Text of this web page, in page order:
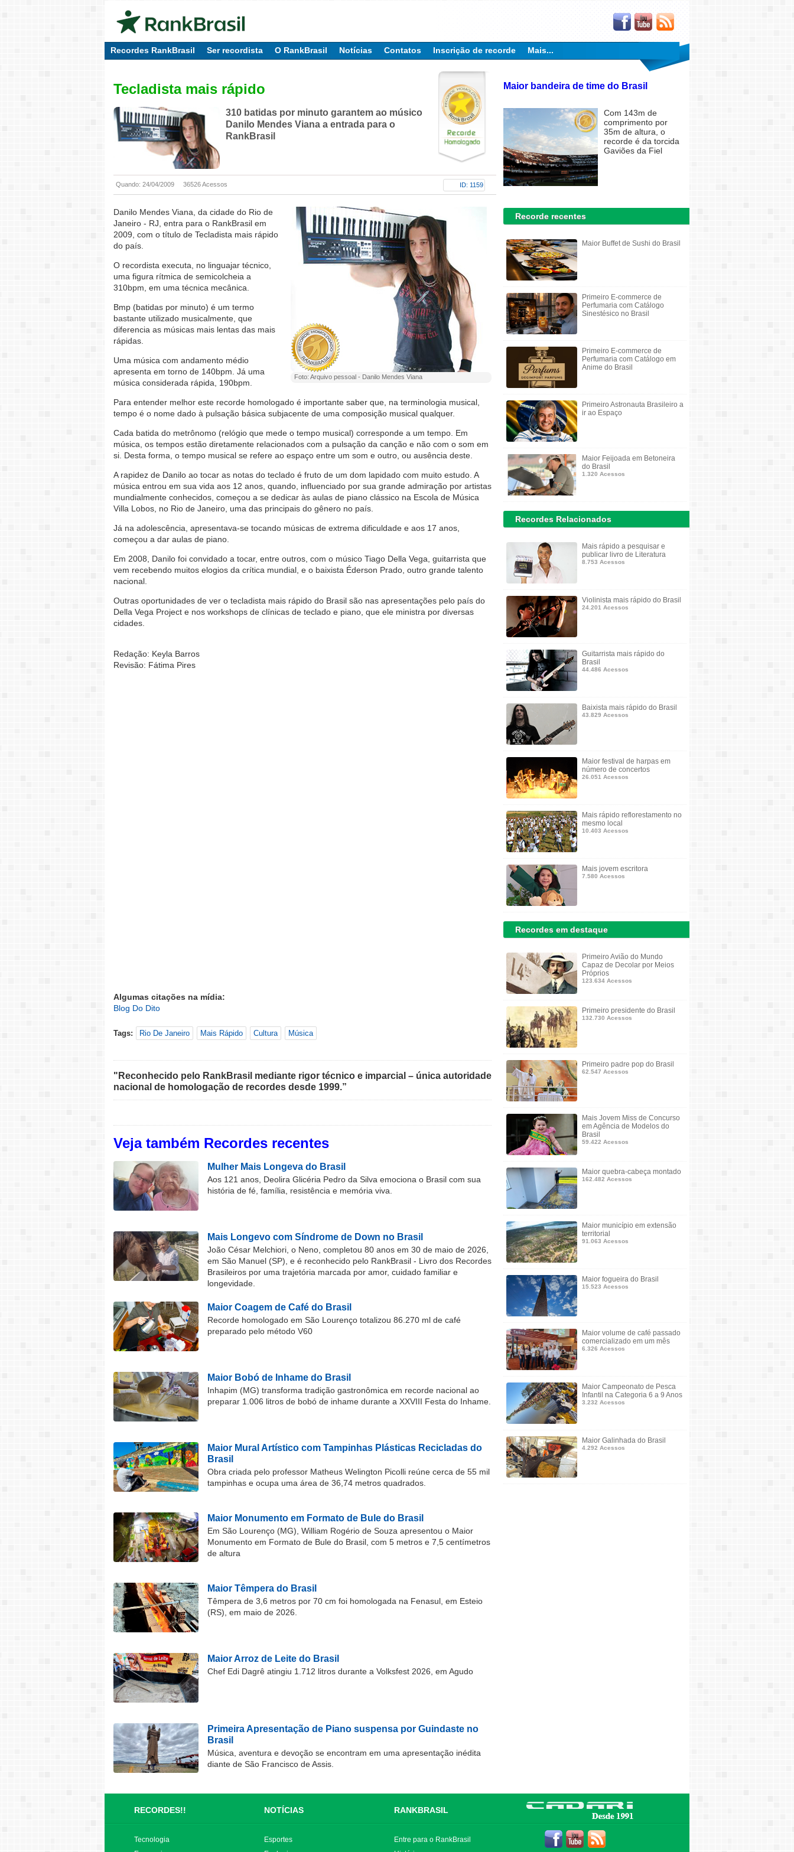
Recordes RankBrasil Ser recordista O RankBrasil Notícias Contatos Inscrição de recorde Mais...
Tecladista mais rápido
310 batidas por minuto garantem ao músico
Danilo Mendes Viana a entrada para o
RankBrasil
Quando: 24/04/2009 36526 Acessos ID: 1159
Foto: Arquivo pessoal - Danilo Mendes Viana
Danilo Mendes Viana, da cidade do Rio de
Janeiro - RJ, entra para o RankBrasil em
2009, com o título de Tecladista mais rápido
do país.
O recordista executa, no linguajar técnico,
uma figura rítmica de semicolcheia a
310bpm, em uma técnica mecânica.
Bmp (batidas por minuto) é um termo
bastante utilizado musicalmente, que
diferencia as músicas mais lentas das mais
rápidas.
Uma música com andamento médio
apresenta em torno de 140bpm. Já uma
música considerada rápida, 190bpm.
Para entender melhor este recorde homologado é importante saber que, na terminologia musical,
tempo é o nome dado à pulsação básica subjacente de uma composição musical qualquer.
Cada batida do metrônomo (relógio que mede o tempo musical) corresponde a um tempo. Em
música, os tempos estão diretamente relacionados com a pulsação da canção e não com o som em
si. Desta forma, o tempo musical se refere ao espaço entre um som e outro, ou ausência deste.
A rapidez de Danilo ao tocar as notas do teclado é fruto de um dom lapidado com muito estudo. A
música entrou em sua vida aos 12 anos, quando, influenciado por sua grande admiração por artistas
mundialmente conhecidos, começou a se dedicar às aulas de piano clássico na Escola de Música
Villa Lobos, no Rio de Janeiro, uma das principais do gênero no país.
Já na adolescência, apresentava-se tocando músicas de extrema dificuldade e aos 17 anos,
começou a dar aulas de piano.
Em 2008, Danilo foi convidado a tocar, entre outros, com o músico Tiago Della Vega, guitarrista que
vem recebendo muitos elogios da crítica mundial, e o baixista Éderson Prado, outro grande talento
nacional.
Outras oportunidades de ver o tecladista mais rápido do Brasil são nas apresentações pelo país do
Della Vega Project e nos workshops de clínicas de teclado e piano, que ele ministra por diversas
cidades.
Redação: Keyla Barros
Revisão: Fátima Pires
Algumas citações na mídia:
Blog Do Dito
Tags: Rio De Janeiro Mais Rápido Cultura Música
"Reconhecido pelo RankBrasil mediante rigor técnico e imparcial – única autoridade
nacional de homologação de recordes desde 1999.”
Veja também Recordes recentes
Mulher Mais Longeva do Brasil
Aos 121 anos, Deolira Glicéria Pedro da Silva emociona o Brasil com sua
história de fé, família, resistência e memória viva.
Mais Longevo com Síndrome de Down no Brasil
João César Melchiori, o Neno, completou 80 anos em 30 de maio de 2026,
em São Manuel (SP), e é reconhecido pelo RankBrasil - Livro dos Recordes
Brasileiros por uma trajetória marcada por amor, cuidado familiar e
longevidade.
Maior Coagem de Café do Brasil
Recorde homologado em São Lourenço totalizou 86.270 ml de café
preparado pelo método V60
Maior Bobó de Inhame do Brasil
Inhapim (MG) transforma tradição gastronômica em recorde nacional ao
preparar 1.006 litros de bobó de inhame durante a XXVIII Festa do Inhame.
Maior Mural Artístico com Tampinhas Plásticas Recicladas do
Brasil
Obra criada pelo professor Matheus Welington Picolli reúne cerca de 55 mil
tampinhas e ocupa uma área de 36,74 metros quadrados.
Maior Monumento em Formato de Bule do Brasil
Em São Lourenço (MG), William Rogério de Souza apresentou o Maior
Monumento em Formato de Bule do Brasil, com 5 metros e 7,5 centímetros
de altura
Maior Têmpera do Brasil
Têmpera de 3,6 metros por 70 cm foi homologada na Fenasul, em Esteio
(RS), em maio de 2026.
Maior Arroz de Leite do Brasil
Chef Edi Dagrê atingiu 1.712 litros durante a Volksfest 2026, em Agudo
Primeira Apresentação de Piano suspensa por Guindaste no
Brasil
Música, aventura e devoção se encontram em uma apresentação inédita
diante de São Francisco de Assis.
Maior bandeira de time do Brasil
Com 143m de
comprimento por
35m de altura, o
recorde é da torcida
Gaviões da Fiel
Recorde recentes
Maior Buffet de Sushi do Brasil
Primeiro E-commerce de
Perfumaria com Catálogo
Sinestésico no Brasil
Primeiro E-commerce de
Perfumaria com Catálogo em
Anime do Brasil
Primeiro Astronauta Brasileiro a
ir ao Espaço
Maior Feijoada em Betoneira
do Brasil
1.320 Acessos
Recordes Relacionados
Mais rápido a pesquisar e
publicar livro de Literatura
8.753 Acessos
Violinista mais rápido do Brasil
24.201 Acessos
Guitarrista mais rápido do
Brasil
44.486 Acessos
Baixista mais rápido do Brasil
43.829 Acessos
Maior festival de harpas em
número de concertos
26.051 Acessos
Mais rápido reflorestamento no
mesmo local
10.403 Acessos
Mais jovem escritora
7.580 Acessos
Recordes em destaque
Primeiro Avião do Mundo
Capaz de Decolar por Meios
Próprios
123.634 Acessos
Primeiro presidente do Brasil
132.730 Acessos
Primeiro padre pop do Brasil
62.547 Acessos
Mais Jovem Miss de Concurso
em Agência de Modelos do
Brasil
59.422 Acessos
Maior quebra-cabeça montado
162.482 Acessos
Maior município em extensão
territorial
91.063 Acessos
Maior fogueira do Brasil
15.523 Acessos
Maior volume de café passado
comercializado em um mês
6.326 Acessos
Maior Campeonato de Pesca
Infantil na Categoria 6 a 9 Anos
3.232 Acessos
Maior Galinhada do Brasil
4.292 Acessos
RECORDES!! NOTÍCIAS RANKBRASIL
Tecnologia
Esportes
Entre para o RankBrasil